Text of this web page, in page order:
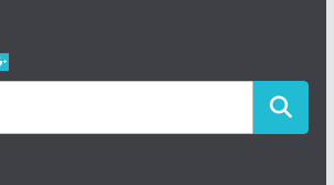
profilul
Google+